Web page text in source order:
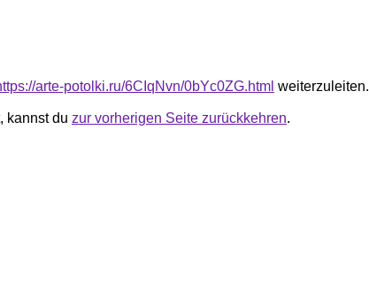
arte-potolki.ru/6CIqNvn/0bYc0ZG.html weiterzuleiten.
kannst du zur vorherigen Seite zurückkehren.